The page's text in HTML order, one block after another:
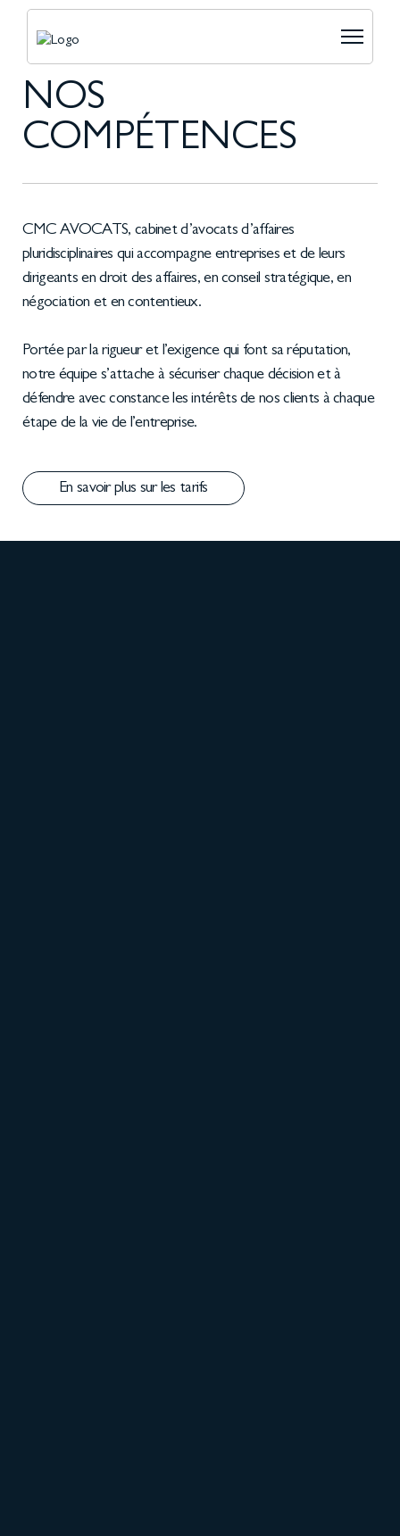
NOS
COMPÉTENCES
CMC AVOCATS, cabinet d’avocats d’affaires
pluridisciplinaires qui accompagne entreprises et de leurs
dirigeants en droit des affaires, en conseil stratégique, en
négociation et en contentieux.
Portée par la rigueur et l’exigence qui font sa réputation,
notre équipe s’attache à sécuriser chaque décision et à
défendre avec constance les intérêts de nos clients à chaque
étape de la vie de l’entreprise.
En savoir plus sur les tarifs